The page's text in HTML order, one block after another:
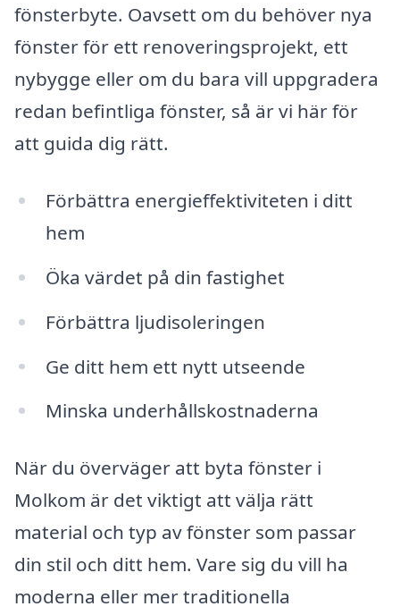
fönsterbyte. Oavsett om du behöver nya
fönster för ett renoveringsprojekt, ett
nybygge eller om du bara vill uppgradera
redan befintliga fönster, så är vi här för
att guida dig rätt.
Förbättra energieffektiviteten i ditt
hem
Öka värdet på din fastighet
Förbättra ljudisoleringen
Ge ditt hem ett nytt utseende
Minska underhållskostnaderna
När du överväger att byta fönster i
Molkom är det viktigt att välja rätt
material och typ av fönster som passar
din stil och ditt hem. Vare sig du vill ha
moderna eller mer traditionella